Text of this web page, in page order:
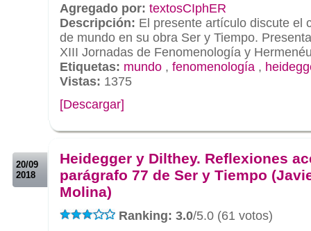
Agregado por: textosCIphER
Descripción: El presente artículo discute el
de mundo en su obra Ser y Tiempo.
XIII Jornadas de Fenomenología y
Etiquetas: mundo , fenomenología ,
Vistas: 1375
[Descargar]
20/09
2018
Heidegger y Dilthey. Reflexiones
parágrafo 77 de Ser y Tiempo
Molina)
Ranking: 3.0/5.0 (61 votos)